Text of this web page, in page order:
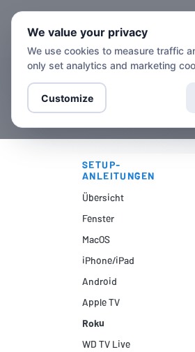
SETUP-
ANLEITUNGEN
Übersicht
Fenster
MacOS
iPhone/iPad
Android
Apple TV
Roku
WD TV Live
We value your privacy
We use cookies to measure traffic
only set analytics and marketing
Customize